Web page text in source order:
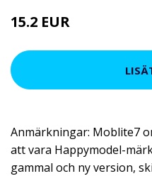
15.2 EUR
Anmärkningar: Moblite7
att vara Happymodel-
gammal och ny version,